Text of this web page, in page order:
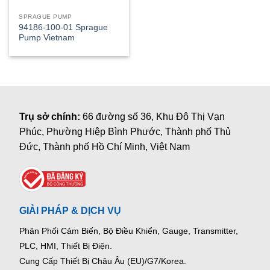
SPRAGUE PUMP
94186-100-01 Sprague
Pump Vietnam
Trụ sở chính:66 đường số 36, Khu Đô Thị Vạn
Phúc, Phường Hiệp Bình Phước, Thành phố Thủ
Đức, Thành phố Hồ Chí Minh, Việt Nam
GIẢI PHÁP & DỊCH VỤ
Phân Phối Cảm Biến, Bộ Điều Khiển, Gauge, Transmitter,
PLC, HMI, Thiết Bị Điện.
Cung Cấp Thiết Bị Châu Âu (EU)/G7/Korea.